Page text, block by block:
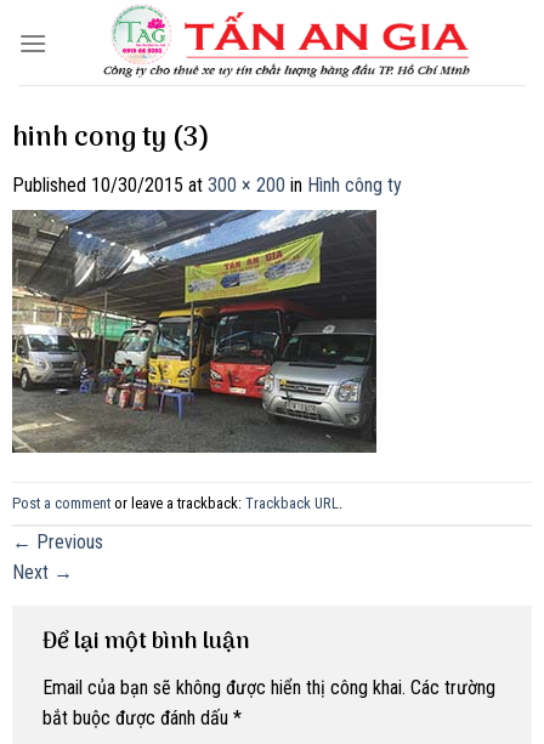
hinh cong ty (3)
Published 10/30/2015 at 300 × 200 in Hình công ty
Post a comment or leave a trackback: Trackback URL
← Previous
Next →
Để lại một bình luận
Email của bạn sẽ không được hiển thị công khai. Các trường
bắt buộc được đánh dấu *